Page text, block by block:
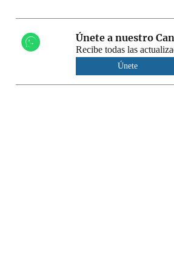
Únete a nuestro
Recibe todas las
Únete